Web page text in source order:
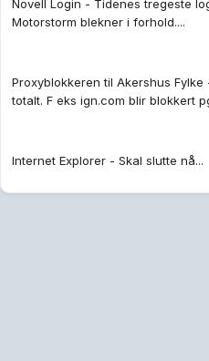
Novell Login - Tidenes tregeste
Motorstorm blekner i forhold....
Proxyblokkeren til Akershus
totalt. F eks ign.com blir blokkert
Internet Explorer - Skal slutte nå...